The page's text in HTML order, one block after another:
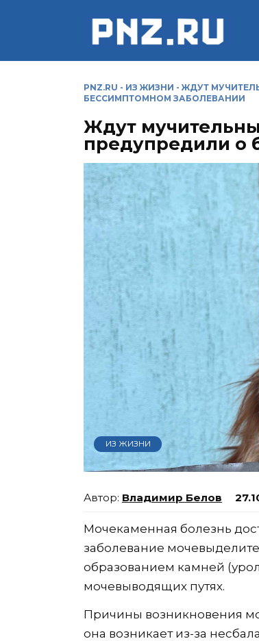
PNZ.RU - ИЗ ЖИЗНИ - ЖДУТ
БЕССИМПТОМНОМ ЗАБОЛЕВАНИИ
Ждут
предупредили о
ИЗ ЖИЗНИ
Владимир Белов
Мочекаменная болезнь
заболевание
образованием камней
мочевыводящих путях.
Причины возникновения
она возникает из-за